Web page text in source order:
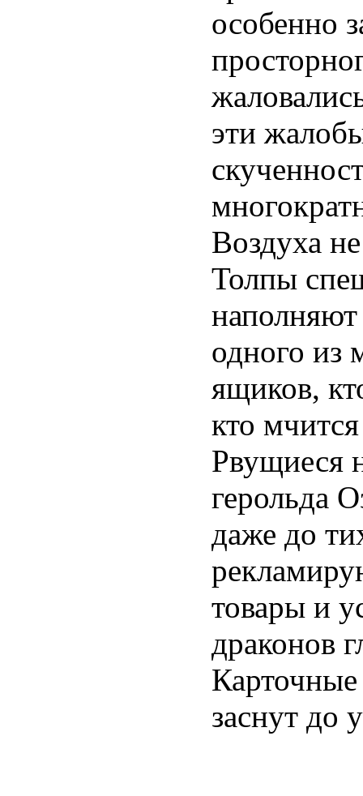
особенно
эти
Воздуха
Толпы
одного из
ящиков,
кто
Рвущиеся
герольда
даже до
товары и
драконов
заснут до